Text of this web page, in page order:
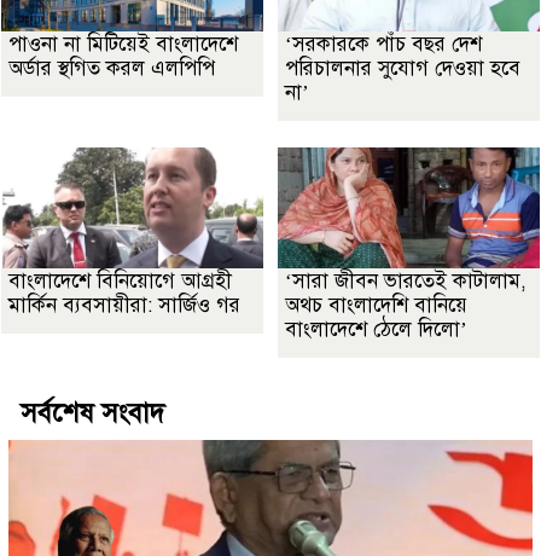
পাওনা না মিটিয়েই বাংলাদেশে
অর্ডার স্থগিত করল এলপিপি
‘সরকারকে পাঁচ বছর দেশ
পরিচালনার সুযোগ দেওয়া হবে
না’
বাংলাদেশে বিনিয়োগে আগ্রহী
মার্কিন ব্যবসায়ীরা: সার্জিও গর
‘সারা জীবন ভারতেই কাটালাম,
অথচ বাংলাদেশি বানিয়ে
বাংলাদেশে ঠেলে দিলো’
সর্বশেষ সংবাদ